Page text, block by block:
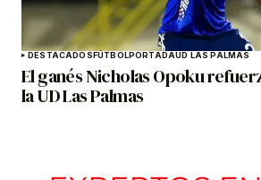
DESTACADOS FÚTBOLPORTADAUD LAS PALMAS
El ganés Nicholas Opoku
la UD Las Palmas